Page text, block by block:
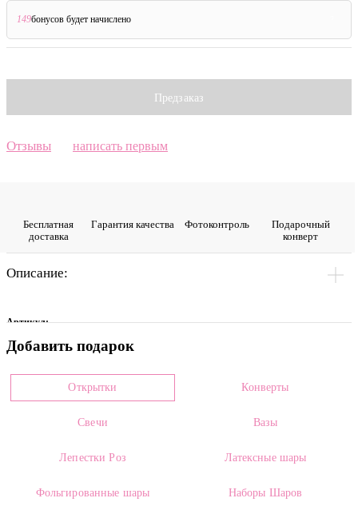
149бонусов будет начислено
Предзаказ
Отзывы написать первым
Бесплатная
доставка
Гарантия качества Фото­контроль
Подарочный
конверт
Описание:
Артикул:
0006524
Цвет
Красный, Зеленый
60.00 см Ширина:
Категории:
Добавить подарок
Открытки Конверты
Свечи Вазы
Лепестки Роз Латексные шары
Фольгированные шары Наборы Шаров